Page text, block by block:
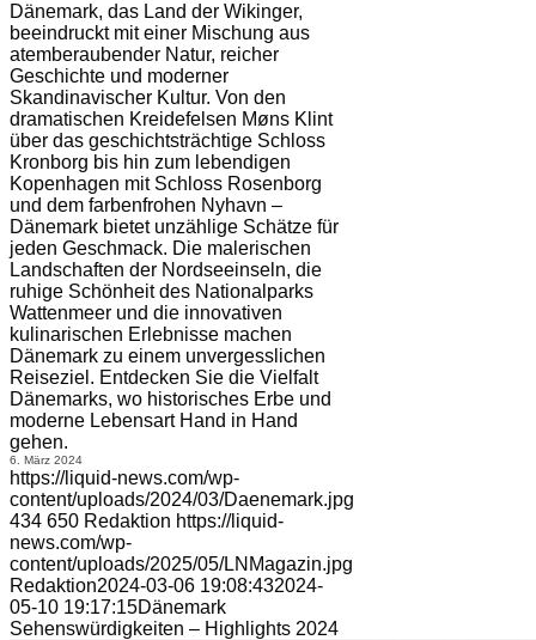
Dänemark, das Land der Wikinger,
beeindruckt mit einer Mischung aus
atemberaubender Natur, reicher
Geschichte und moderner
Skandinavischer Kultur. Von den
dramatischen Kreidefelsen Møns Klint
über das geschichtsträchtige Schloss
Kronborg bis hin zum lebendigen
Kopenhagen mit Schloss Rosenborg
und dem farbenfrohen Nyhavn –
Dänemark bietet unzählige Schätze für
jeden Geschmack. Die malerischen
Landschaften der Nordseeinseln, die
ruhige Schönheit des Nationalparks
Wattenmeer und die innovativen
kulinarischen Erlebnisse machen
Dänemark zu einem unvergesslichen
Reiseziel. Entdecken Sie die Vielfalt
Dänemarks, wo historisches Erbe und
moderne Lebensart Hand in Hand
gehen.
6. März 2024
https://liquid-news.com/wp-
content/uploads/2024/03/Daenemark.jpg
434 650 Redaktion https://liquid-
news.com/wp-
content/uploads/2025/05/LNMagazin.jpg
Redaktion2024-03-06 19:08:432024-
05-10 19:17:15Dänemark
Sehenswürdigkeiten – Highlights 2024